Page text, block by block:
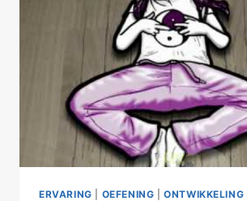
ERVARING OEFENING |ONTWIKKELING